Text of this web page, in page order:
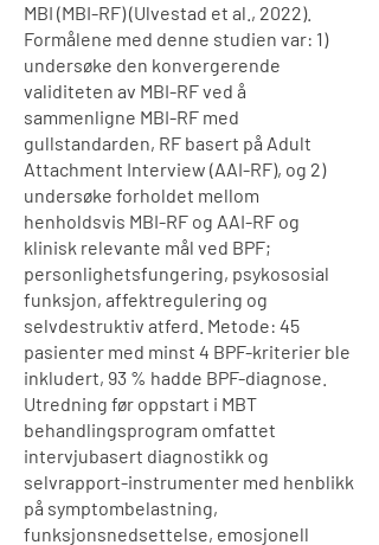
MBI (MBI-RF) (Ulvestad et al., 2022).
Formålene med denne studien var: 1)
undersøke den konvergerende
validiteten av MBI-RF ved å
sammenligne MBI-RF med
gullstandarden, RF basert på Adult
Attachment Interview (AAI-RF), og 2)
undersøke forholdet mellom
henholdsvis MBI-RF og AAI-RF og
klinisk relevante mål ved BPF;
personlighetsfungering, psykososial
funksjon, affektregulering og
selvdestruktiv atferd. Metode: 45
pasienter med minst 4 BPF-kriterier ble
inkludert, 93 % hadde BPF-diagnose.
Utredning før oppstart i MBT
behandlingsprogram omfattet
intervjubasert diagnostikk og
selvrapport-instrumenter med henblikk
på symptombelastning,
funksjonsnedsettelse, emosjonell